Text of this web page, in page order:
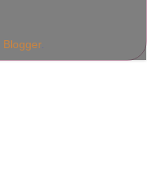
Blogger.